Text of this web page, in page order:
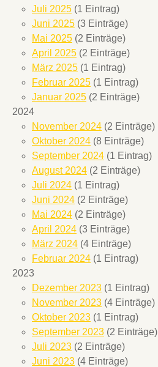
Juli 2025 (1 Eintrag)
Juni 2025 (3 Einträge)
Mai 2025 (2 Einträge)
April 2025 (2 Einträge)
März 2025 (1 Eintrag)
Februar 2025 (1 Eintrag)
Januar 2025 (2 Einträge)
2024
November 2024 (2 Einträge)
Oktober 2024 (8 Einträge)
September 2024 (1 Eintrag)
August 2024 (2 Einträge)
Juli 2024 (1 Eintrag)
Juni 2024 (2 Einträge)
Mai 2024 (2 Einträge)
April 2024 (3 Einträge)
März 2024 (4 Einträge)
Februar 2024 (1 Eintrag)
2023
Dezember 2023 (1 Eintrag)
November 2023 (4 Einträge)
Oktober 2023 (1 Eintrag)
September 2023 (2 Einträge)
Juli 2023 (2 Einträge)
Juni 2023 (4 Einträge)